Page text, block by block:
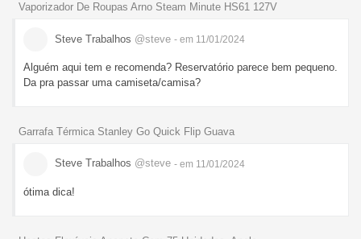
Vaporizador De Roupas Arno Steam Minute HS61 127V
Steve Trabalhos @steve - em 11/01/2024
Alguém aqui tem e recomenda? Reservatório parece bem pequeno.
Da pra passar uma camiseta/camisa?
Garrafa Térmica Stanley Go Quick Flip Guava
Steve Trabalhos @steve - em 11/01/2024
ótima dica!